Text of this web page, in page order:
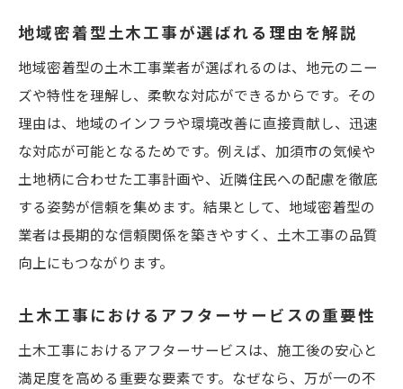
地域密着型土木工事が選ばれる理由を解説
地域密着型の土木工事業者が選ばれるのは、地元のニー
ズや特性を理解し、柔軟な対応ができるからです。その
理由は、地域のインフラや環境改善に直接貢献し、迅速
な対応が可能となるためです。例えば、加須市の気候や
土地柄に合わせた工事計画や、近隣住民への配慮を徹底
する姿勢が信頼を集めます。結果として、地域密着型の
業者は長期的な信頼関係を築きやすく、土木工事の品質
向上にもつながります。
土木工事におけるアフターサービスの重要性
土木工事におけるアフターサービスは、施工後の安心と
満足度を高める重要な要素です。なぜなら、万が一の不